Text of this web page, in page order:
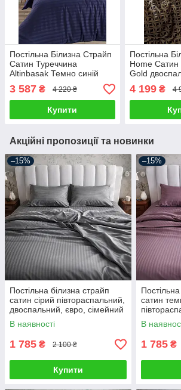
Постільна Білизна Страйп
Сатин Туреччина
Altinbasak Темно синій
200х220см
3 587 ₴ 4 220 ₴
Купити
Постільна
Home
Gold
200х220см
4 199₴ 4
Акційні пропозиції та новинки
–15%
Постільна білизна страйп
сатин сірий півтораспальний,
двоспальний, євро, сімейний
В наявності
1 785 ₴ 2 100 ₴
Купити
–15%
сатин
В
1 785 ₴